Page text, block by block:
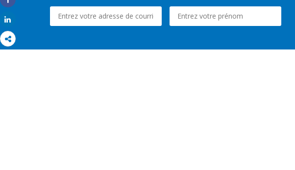
Share